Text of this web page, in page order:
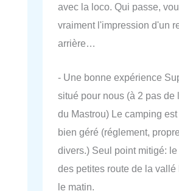
avec la loco. Qui passe,
vraiment l'impression d'un
arrière…
- Une bonne expérience
situé pour nous (à 2 pas de
du Mastrou) Le camping est
bien géré (réglement,
divers.) Seul point mitigé:
des petites route de la vallé
le matin.